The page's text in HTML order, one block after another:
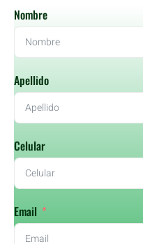
Nombre
Apellido
Celular
Email